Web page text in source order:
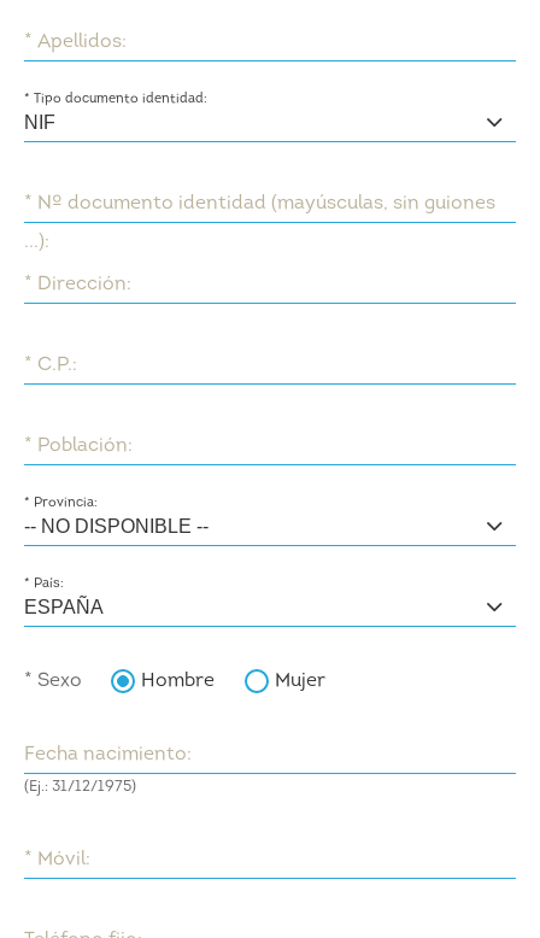
* Apellidos:
* Tipo documento identidad:
* Nº documento identidad (mayúsculas, sin guiones
...):
* Dirección:
* C.P.:
* Población:
* Provincia:
* País:
* Sexo Hombre Mujer
Fecha nacimiento:
(Ej.: 31/12/1975)
* Móvil: